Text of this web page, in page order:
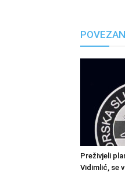
Preživjeli
Vidimlić, se